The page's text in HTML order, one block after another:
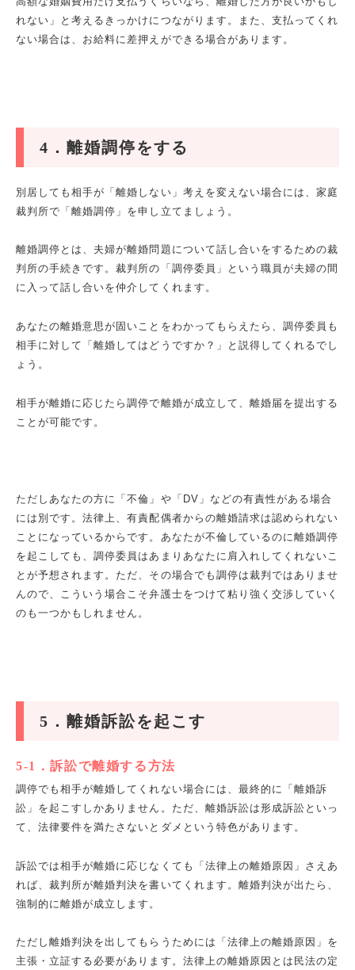
れない」と考えるきっかけにつながります。また、支払ってくれ
ない場合は、お給料に差押えができる場合があります。
4 ．離婚調停をする
別居しても相手が「離婚しない」考えを変えない場合には、家庭
裁判所で「離婚調停」を申し立てましょう。
離婚調停とは、夫婦が離婚問題について話し合いをするための裁
判所の手続きです。裁判所の「調停委員」という職員が夫婦の間
に入って話し合いを仲介してくれます。
あなたの離婚意思が固いことをわかってもらえたら、調停委員も
相手に対して「離婚してはどうですか？」と説得してくれるでし
ょう。
相手が離婚に応じたら調停で離婚が成立して、離婚届を提出する
ことが可能です。
ただしあなたの方に「不倫」や「 DV 」などの有責性がある場合
には別です。法律上、有責配偶者からの離婚請求は認められない
ことになっているからです。あなたが不倫しているのに離婚調停
を起こしても、調停委員はあまりあなたに肩入れしてくれないこ
とが予想されます。ただ、その場合でも調停は裁判ではありませ
んので、こういう場合こそ弁護士をつけて粘り強く交渉していく
のも一つかもしれません。
5 ．離婚訴訟を起こす
5-1 ．訴訟で離婚する方法
調停でも相手が離婚してくれない場合には、最終的に「離婚訴
訟」を起こすしかありません。ただ、離婚訴訟は形成訴訟といっ
て、法律要件を満たさないとダメという特色があります。
訴訟では相手が離婚に応じなくても「法律上の離婚原因」さえあ
れば、裁判所が離婚判決を書いてくれます。離婚判決が出たら、
強制的に離婚が成立します。
ただし離婚判決を出してもらうためには「法律上の離婚原因」を
主張・立証する必要があります。法律上の離婚原因とは民法の定